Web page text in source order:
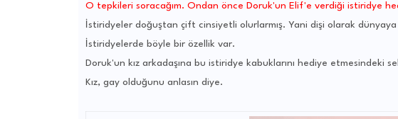
O tepkileri soracağım. Ondan önce Doruk'un Elif'e verdiği istiridye
İstiridyeler doğuştan çift cinsiyetli olurlarmış. Yani dişi olarak
İstiridyelerde böyle bir özellik var.
Doruk'un kız arkadaşına bu istiridye kabuklarını hediye etmesindeki
Kız, gay olduğunu anlasın diye.